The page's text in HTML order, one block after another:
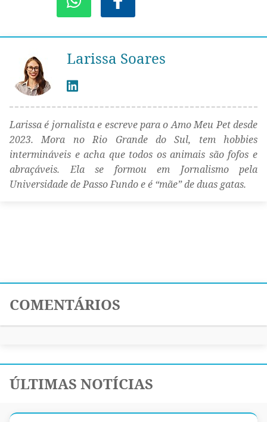
Larissa Soares
Larissa é jornalista e escreve para o Amo Meu Pet desde
2023. Mora no Rio Grande do Sul, tem hobbies
intermináveis e acha que todos os animais são fofos e
abraçáveis. Ela se formou em Jornalismo pela
Universidade de Passo Fundo e é “mãe” de duas gatas.
COMENTÁRIOS
ÚLTIMAS NOTÍCIAS